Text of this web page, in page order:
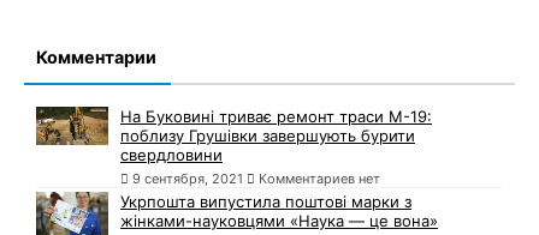
Комментарии
На Буковині триває ремонт траси М-19:
поблизу Грушівки завершують бурити
свердловини
9 сентября, 2021 Комментариев нет
Укрпошта випустила поштові марки з
жінками-науковцями «Наука — це вона»